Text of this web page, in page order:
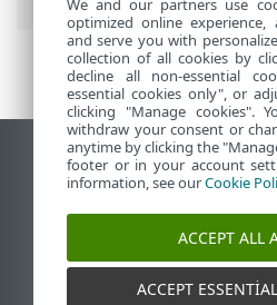
Masaüstü sitesini
End of Life
ESET Bilgi Bankası
ESET Status Portal
We and our partners use
optimized online
and serve you with
collection of all cookies by
decline all non-essential
essential cookies only", or
clicking "Manage cookies".
withdraw your consent or
anytime by clicking the
footer or in your account
information, see ourCookie
ACCEPT ALL
ACCEPT